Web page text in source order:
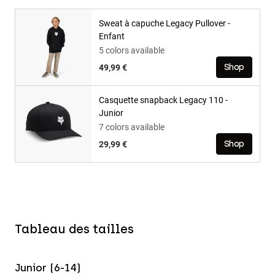
Sweat à capuche Legacy Pullover -
Enfant
5 colors available
49,99 €
Shop
Casquette snapback Legacy 110 -
Junior
7 colors available
29,99 €
Shop
Tableau des tailles
Junior (6-14)